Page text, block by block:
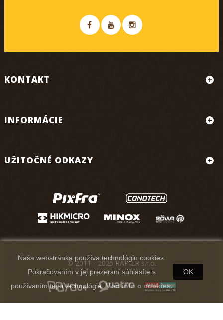
KONTAKT
INFORMÁCIE
UŽITOČNÉ ODKAZY
Naša webstránka používa technológiu cookies.
Pokračovaním v jej prezeraní súhlasíte s
používaním tejto technológie.Viac info o cookies.
OK
© 2011 - 2025 RAPIER s.r.o.